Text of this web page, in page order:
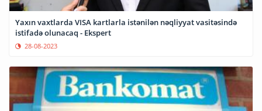
Yaxın vaxtlarda VISA kartlarla istənilən nəqliyyat vasitəsində
istifadə olunacaq - Ekspert
28-08-2023